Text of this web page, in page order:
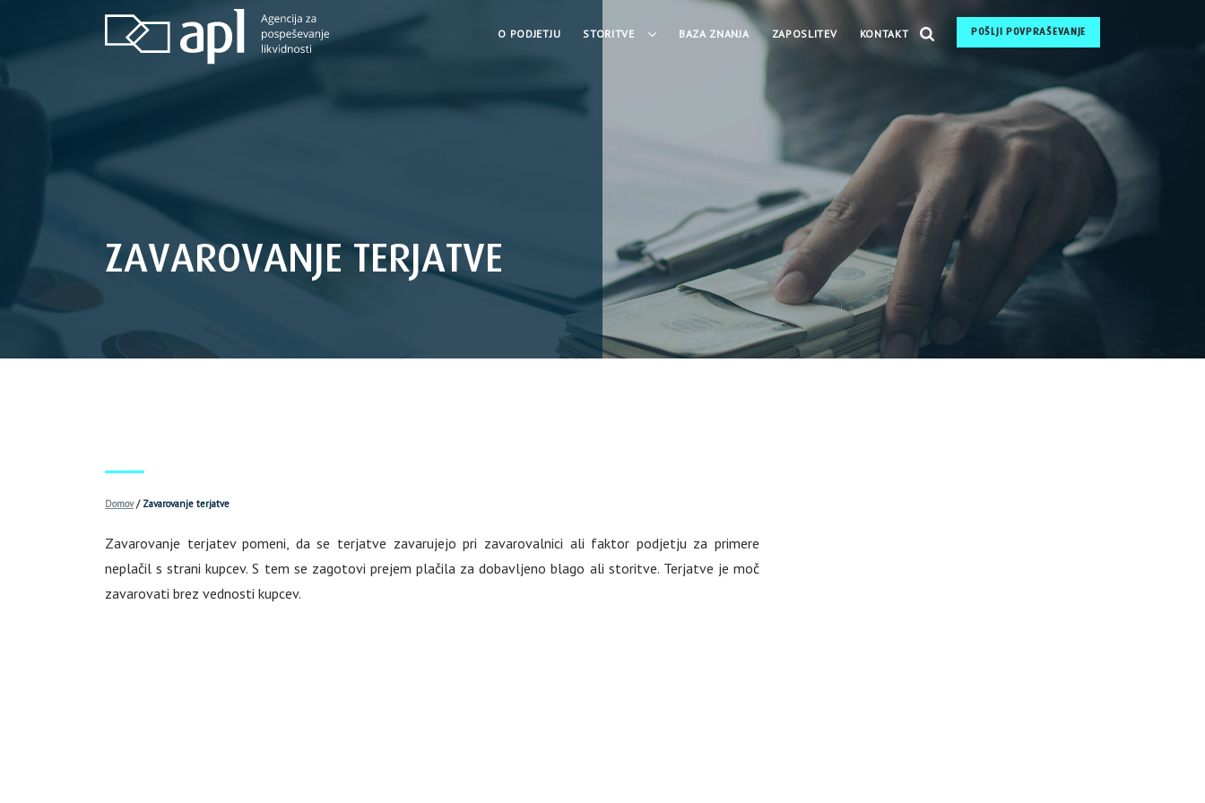
O PODJETJU STORITVE BAZA ZNANJA ZAPOSLITEV KONTAKT POŠLJI POVPRAŠEVANJE
ZAVAROVANJE TERJATVE
Domov/ Zavarovanje terjatve
Zavarovanje terjatev pomeni, da se terjatve zavarujejo pri zavarovalnici ali faktor podjetju za primere
neplačil s strani kupcev. S tem se zagotovi prejem plačila za dobavljeno blago ali storitve. Terjatve je moč
zavarovati brez vednosti kupcev.